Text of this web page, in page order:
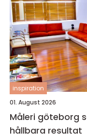
inspiration
01. August 2026
Måleri göteborg så väljer du rätt målare för
hållbara resultat